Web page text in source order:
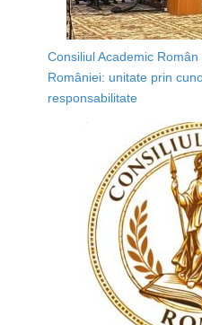
Consiliul Academic
României: unitate prin
responsabilitate